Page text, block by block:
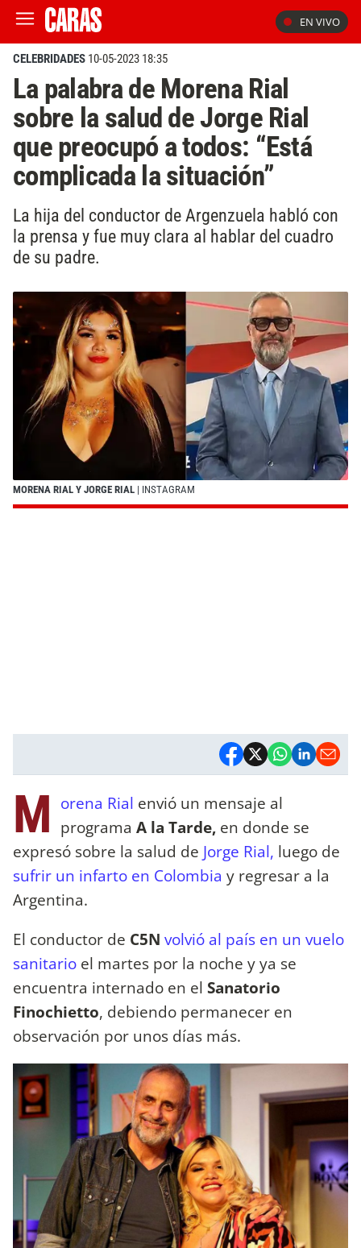
EN VIVO
CELEBRIDADES 10-05-2023 18:35
La palabra de Morena Rial
sobre la salud de Jorge Rial
que preocupó a todos: “Está
complicada la situación”
La hija del conductor de Argenzuela habló con
la prensa y fue muy clara al hablar del cuadro
de su padre.
MORENA RIAL Y JORGE RIAL | INSTAGRAM
M orena Rial envió un mensaje al
programa A la Tarde, en donde se
expresó sobre la salud de Jorge Rial, luego de
sufrir un infarto en Colombia y regresar a la
Argentina.
El conductor de C5N volvió al país en un vuelo
sanitario el martes por la noche y ya se
encuentra internado en el Sanatorio
Finochietto, debiendo permanecer en
observación por unos días más.